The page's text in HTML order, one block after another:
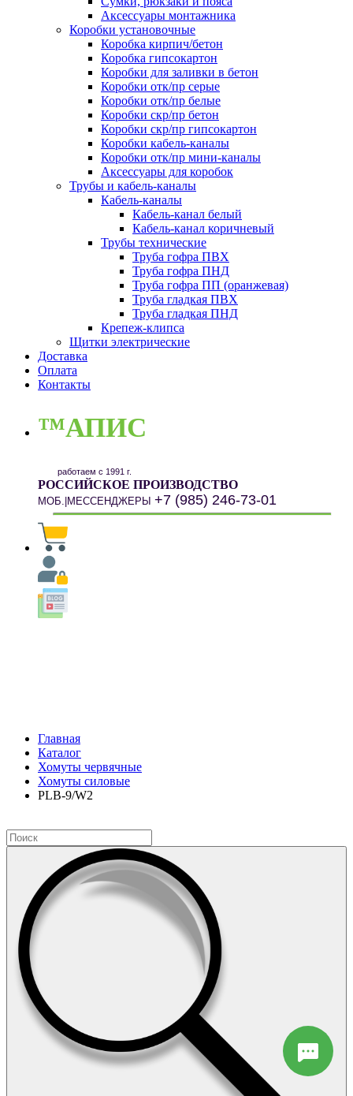
Аксессуары монтажника
Коробки установочные
Коробка кирпич/бетон
Коробка гипсокартон
Коробки для заливки в бетон
Коробки отк/пр серые
Коробки отк/пр белые
Коробки скр/пр бетон
Коробки скр/пр гипсокартон
Коробки кабель-каналы
Коробки отк/пр мини-каналы
Аксессуары для коробок
Трубы и кабель-каналы
Кабель-каналы
Кабель-канал белый
Кабель-канал коричневый
Трубы технические
Труба гофра ПВХ
Труба гофра ПНД
Труба гофра ПП (оранжевая)
Труба гладкая ПВХ
Труба гладкая ПНД
Крепеж-клипса
Щитки электрические
Доставка
Оплата
Контакты
™АПИС
работаем с 1991 г.
РОССИЙСКОЕ ПРОИЗВОДСТВО
МОБ.|МЕССЕНДЖЕРЫ +7 (985) 246-73-01
Главная
Каталог
Хомуты червячные
Хомуты силовые
PLB-9/W2